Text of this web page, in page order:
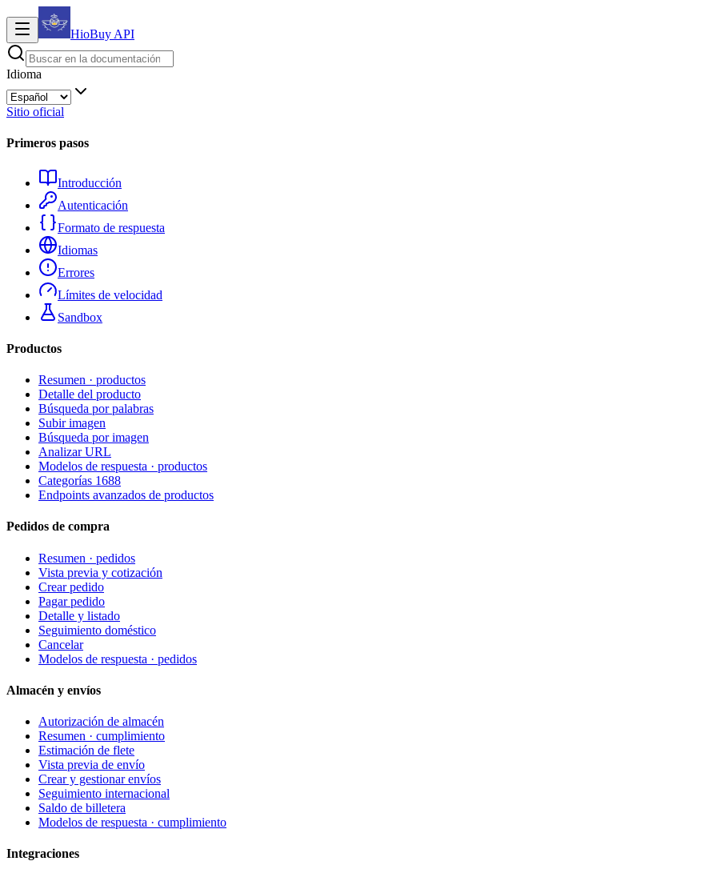
HioBuy API
Idioma
Sitio oficial
Primeros pasos
Introducción
Autenticación
Formato de respuesta
Idiomas
Errores
Límites de velocidad
Sandbox
Productos
Resumen · productos
Detalle del producto
Búsqueda por palabras
Subir imagen
Búsqueda por imagen
Analizar URL
Modelos de respuesta · productos
Categorías 1688
Endpoints avanzados de productos
Pedidos de compra
Resumen · pedidos
Vista previa y cotización
Crear pedido
Pagar pedido
Detalle y listado
Seguimiento doméstico
Cancelar
Modelos de respuesta · pedidos
Almacén y envíos
Autorización de almacén
Resumen · cumplimiento
Estimación de flete
Vista previa de envío
Crear y gestionar envíos
Seguimiento internacional
Saldo de billetera
Modelos de respuesta · cumplimiento
Integraciones